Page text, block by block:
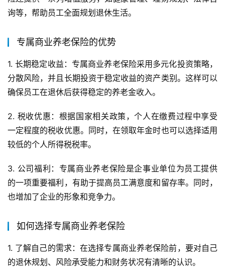
询等，帮助员工全面规划退休生活。
专属商业养老保险的优势
1. 长期稳定收益：专属商业养老保险采用多元化投资策略，
分散风险，并且长期投资于稳定收益的资产类别。这样可以
确保员工在退休后获得稳定的养老金收入。
2. 税收优惠：根据国家相关政策，个人在缴费过程中享受
一定程度的税收优惠。同时，在领取年金时也可以选择适用
较低的个人所得税税率。
3. 公司福利：专属商业养老保险是企事业单位为员工提供
的一项重要福利，有助于提高员工满意度和留存率。同时，
也增加了企业的形象和竞争力。
如何选择专属商业养老保险
1. 了解自己的需求：在选择专属商业养老保险前，要对自己
的退休规划、风险承受能力和财务状况有清晰的认识。